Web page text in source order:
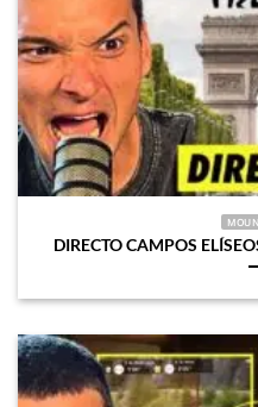
DIRECTO CAMPOS